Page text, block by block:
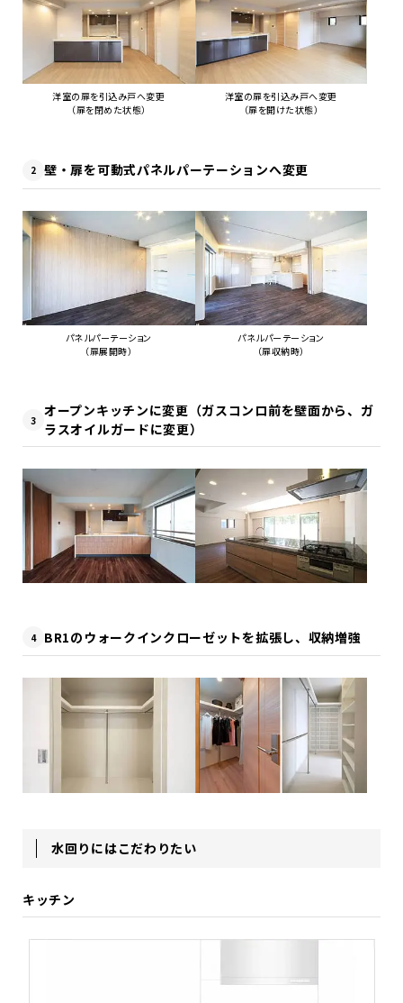
洋室の扉を引込み戸へ変更
（扉を閉めた状態）
洋室の扉を引込み戸へ変更
（扉を開けた状態）
壁・扉を可動式パネルパーテーションへ変更
2
パネルパーテーション
（扉展開時）
パネルパーテーション
（扉収納時）
オープンキッチンに変更（ガスコンロ前を壁面から、ガ
ラスオイルガードに変更）
3
BR1のウォークインクローゼットを拡張し、収納増強
4
水回りにはこだわりたい
キッチン